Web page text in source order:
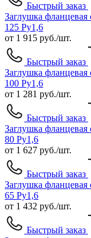
Быстрый заказ
Заглушка
125 Ру1,6
от 1 915 руб./шт.
Быстрый заказ
Заглушка
100 Ру1,6
от 1 281 руб./шт.
Быстрый заказ
Заглушка
80 Ру1,6
от 1 627 руб./шт.
Быстрый заказ
Заглушка
65 Ру1,6
от 1 432 руб./шт.
Быстрый заказ